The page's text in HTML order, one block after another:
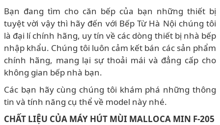
Bạn đang tìm cho căn bếp của bạn những thiết bị
tuyệt vời vậy thì hãy đến với Bếp Từ Hà Nội chúng tôi
là đại lí chính hãng, uy tín về các dòng thiết bị nhà bếp
nhập khẩu. Chúng tôi luôn cảm kết bán các sản phẩm
chính hãng, mang lại sự thoải mái và đẳng cấp cho
không gian bếp nhà bạn.
Các bạn hãy cùng chúng tôi khám phá những thông
tin và tính năng cụ thể về model này nhé.
CHẤT LIỆU CỦA MÁY HÚT MÙI MALLOCA MIN F-205